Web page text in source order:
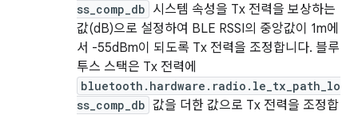
ss_comp_db 시스템 속성을 Tx 전력을 보상하는
값(dB)으로 설정하여 BLE RSSI의 중앙값이 1m에
서 -55dBm이 되도록 Tx 전력을 조정합니다. 블루
투스 스택은 Tx 전력에
bluetooth.hardware.radio.le_tx_path_lo
ss_comp_db 값을 더한 값으로 Tx 전력을 조정합